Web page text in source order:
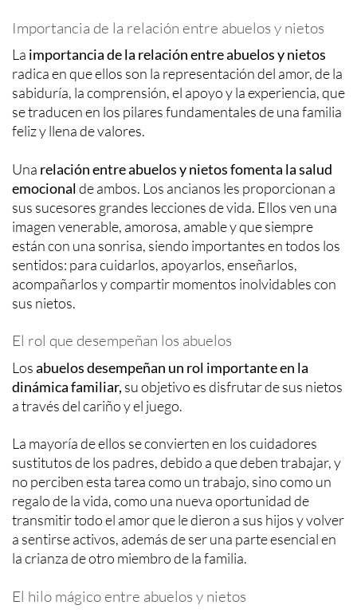
Importancia de la relación entre abuelos y nietos
La importancia de la relación entre abuelos y nietos
radica en que ellos son la representación del amor, de la
sabiduría, la comprensión, el apoyo y la experiencia, que
se traducen en los pilares fundamentales de una familia
feliz y llena de valores.
Una relación entre abuelos y nietos fomenta la salud
emocionalde ambos. Los ancianos les proporcionan a
sus sucesores grandes lecciones de vida. Ellos ven una
imagen venerable, amorosa, amable y que siempre
están con una sonrisa, siendo importantes en todos los
sentidos: para cuidarlos, apoyarlos, enseñarlos,
acompañarlos y compartir momentos inolvidables con
sus nietos.
El rol que desempeñan los abuelos
Losabuelos desempeñan un rol importante en la
dinámica familiar, su objetivo es disfrutar de sus nietos
a través del cariño y el juego.
La mayoría de ellos se convierten en los cuidadores
sustitutos de los padres, debido a que deben trabajar, y
no perciben esta tarea como un trabajo, sino como un
regalo de la vida, como una nueva oportunidad de
transmitir todo el amor que le dieron a sus hijos y volver
a sentirse activos, además de ser una parte esencial en
la crianza de otro miembro de la familia.
El hilo mágico entre abuelos y nietos